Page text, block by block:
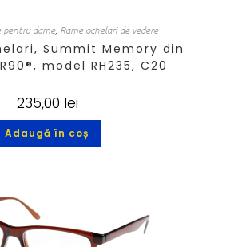
pentru dame, Rame ochelari de vedere
Summit Memory din
model RH235, C20
235,00 lei
Adaugă în coș